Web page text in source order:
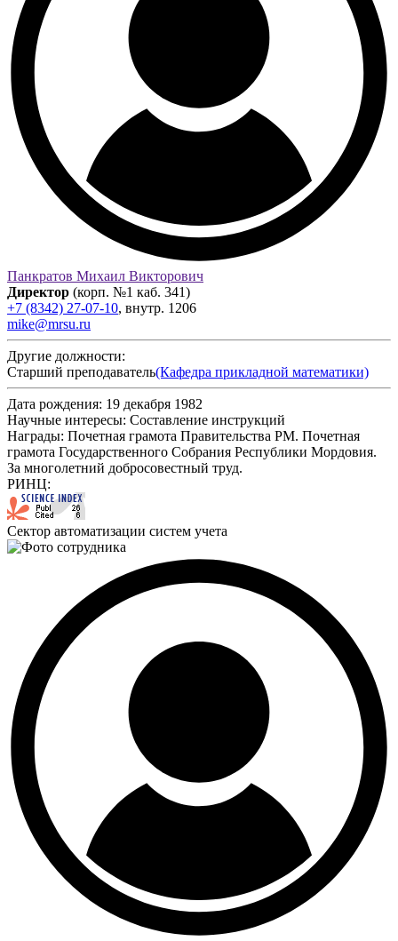
Панкратов Михаил Викторович
Директор (корп. №1 каб. 341)
+7 (8342) 27-07-10, внутр. 1206
mike@mrsu.ru
Другие должности:
Старший преподаватель(Кафедра прикладной математики)
Дата рождения: 19 декабря 1982
Научные интересы: Составление инструкций
Награды: Почетная грамота Правительства РМ. Почетная
грамота Государственного Собрания Республики Мордовия.
За многолетний добросовестный труд.
РИНЦ:
Сектор автоматизации систем учета